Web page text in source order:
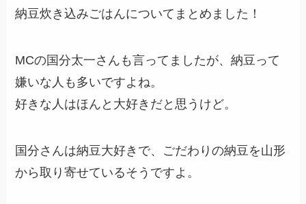
納豆炊き込みごはんについてまとめました！
MCの国分太一さんも言ってましたが、納豆って
嫌いな人も多いですよね。
好きな人はほんと大好きだと思うけど。
国分さんは納豆大好きで、ごだわりの納豆を山形
から取り寄せているそうですよ。